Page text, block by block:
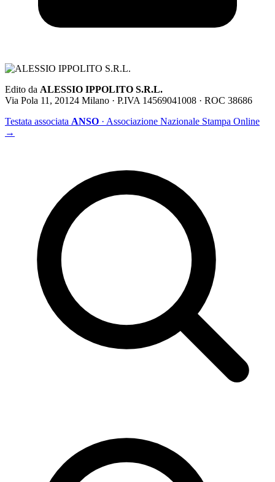
Edito da ALESSIO IPPOLITO S.R.L.
Via Pola 11, 20124 Milano · P.IVA 14569041008 · ROC 38686
Testata associata ANSO · Associazione Nazionale Stampa Online
→